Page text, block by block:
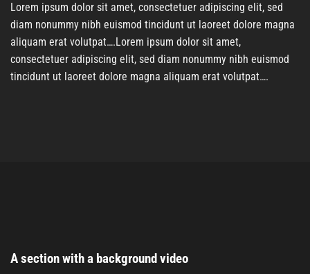
Lorem ipsum dolor sit amet, consectetuer adipiscing elit, sed
diam nonummy nibh euismod tincidunt ut laoreet dolore magna
aliquam erat volutpat….Lorem ipsum dolor sit amet,
consectetuer adipiscing elit, sed diam nonummy nibh euismod
tincidunt ut laoreet dolore magna aliquam erat volutpat….
A section with a background video